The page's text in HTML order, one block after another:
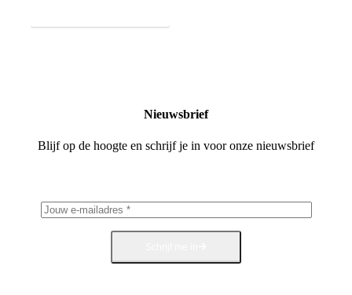
Nieuwsbrief
Blijf op de hoogte en schrijf je in voor onze nieuwsbrief